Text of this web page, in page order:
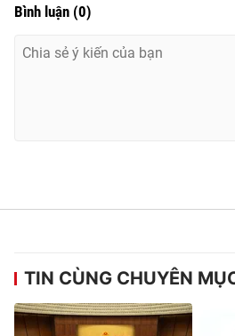
Bình luận (0)
TIN CÙNG CHUYÊN